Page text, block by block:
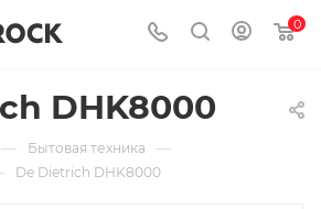
0
DHK8000
— Бытовая техника —
De Dietrich DHK8000